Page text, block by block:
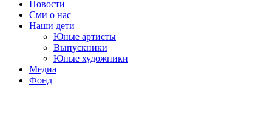
Новости
Сми о нас
Наши дети
Юные артисты
Выпускники
Юные художники
Медиа
Фонд